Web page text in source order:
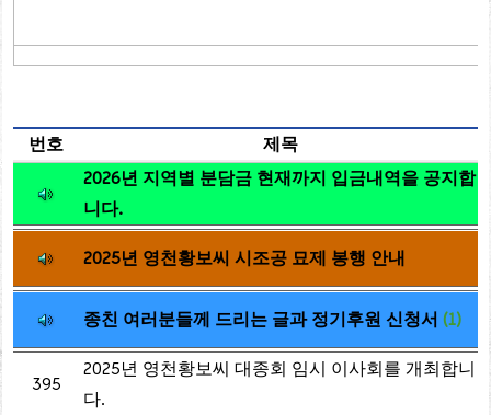
번호
제목
2026년 지역별 분담금 현재까지 입금내역을 공지합
니다.
2025년 영천황보씨 시조공 묘제 봉행 안내
종친 여러분들께 드리는 글과 정기후원 신청서 (1)
395
2025년 영천황보씨 대종회 임시 이사회를 개최합니
다.